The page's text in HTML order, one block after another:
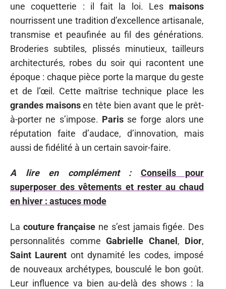
une coquetterie : il fait la loi. Les maisons
nourrissent une tradition d’excellence artisanale,
transmise et peaufinée au fil des générations.
Broderies subtiles, plissés minutieux, tailleurs
architecturés, robes du soir qui racontent une
époque : chaque pièce porte la marque du geste
et de l’œil. Cette maîtrise technique place les
grandes maisonsen tête bien avant que le prêt-
à-porter ne s’impose. Parisse forge alors une
réputation faite d’audace, d’innovation, mais
aussi de fidélité à un certain savoir-faire.
A lire en complément :
Conseils pour
superposer des vêtements et rester au chaud
en hiver : astuces mode
La couture française ne s’est jamais figée. Des
personnalités comme Gabrielle Chanel, Dior,
Saint Laurent ont dynamité les codes, imposé
de nouveaux archétypes, bousculé le bon goût.
Leur influence va bien au-delà des shows : la